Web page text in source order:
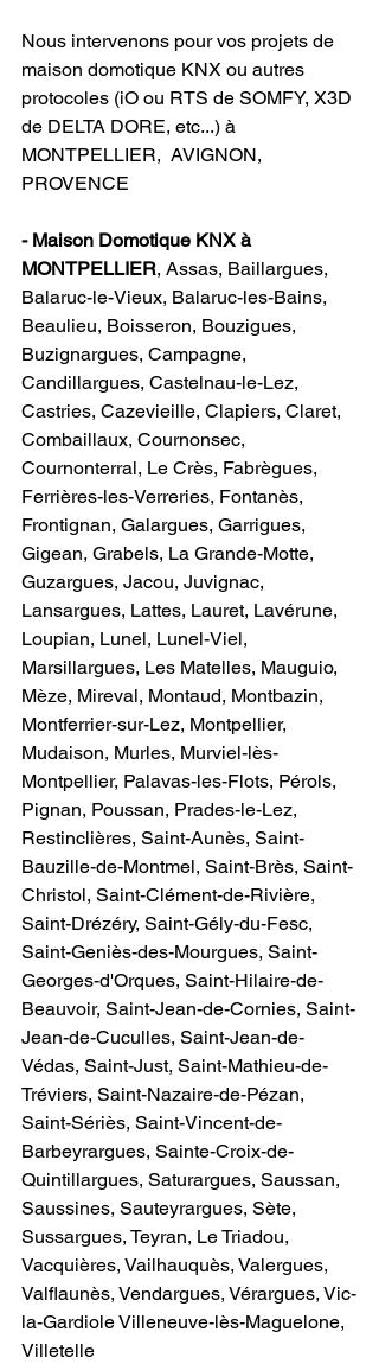
Nous intervenons pour vos projets de
maison domotique KNX ou autres
protocoles (iO ou RTS de SOMFY, X3D
de DELTA DORE, etc...) à
MONTPELLIER,  AVIGNON,
PROVENCE
- Maison Domotique KNX à
MONTPELLIER, Assas, Baillargues,
Balaruc-le-Vieux, Balaruc-les-Bains,
Beaulieu, Boisseron, Bouzigues,
Buzignargues, Campagne,
Candillargues, Castelnau-le-Lez,
Castries, Cazevieille, Clapiers, Claret,
Combaillaux, Cournonsec,
Cournonterral, Le Crès, Fabrègues,
Ferrières-les-Verreries, Fontanès,
Frontignan, Galargues, Garrigues,
Gigean, Grabels, La Grande-Motte,
Guzargues, Jacou, Juvignac,
Lansargues, Lattes, Lauret, Lavérune,
Loupian, Lunel, Lunel-Viel,
Marsillargues, Les Matelles, Mauguio,
Mèze, Mireval, Montaud, Montbazin,
Montferrier-sur-Lez, Montpellier,
Mudaison, Murles, Murviel-lès-
Montpellier, Palavas-les-Flots, Pérols,
Pignan, Poussan, Prades-le-Lez,
Restinclières, Saint-Aunès, Saint-
Bauzille-de-Montmel, Saint-Brès, Saint-
Christol, Saint-Clément-de-Rivière,
Saint-Drézéry, Saint-Gély-du-Fesc,
Saint-Geniès-des-Mourgues, Saint-
Georges-d'Orques, Saint-Hilaire-de-
Beauvoir, Saint-Jean-de-Cornies, Saint-
Jean-de-Cuculles, Saint-Jean-de-
Védas, Saint-Just, Saint-Mathieu-de-
Tréviers, Saint-Nazaire-de-Pézan,
Saint-Sériès, Saint-Vincent-de-
Barbeyrargues, Sainte-Croix-de-
Quintillargues, Saturargues, Saussan,
Saussines, Sauteyrargues, Sète,
Sussargues, Teyran, Le Triadou,
Vacquières, Vailhauquès, Valergues,
Valflaunès, Vendargues, Vérargues, Vic-
la-Gardiole Villeneuve-lès-Maguelone,
Villetelle